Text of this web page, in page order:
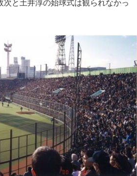
次と土井淳の始球式は観られなかっ